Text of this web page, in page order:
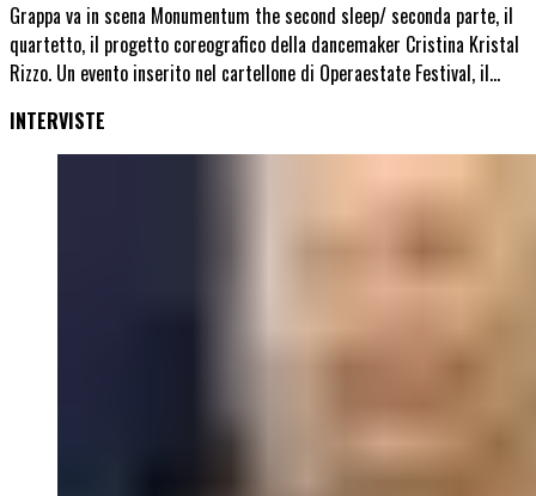
Grappa va in scena Monumentum the second sleep/ seconda parte, il
quartetto, il progetto coreografico della dancemaker Cristina Kristal
Rizzo. Un evento inserito nel cartellone di Operaestate Festival, il…
INTERVISTE